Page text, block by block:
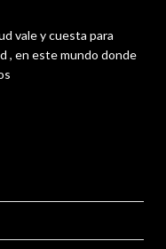
vale y cuesta para
, en este mundo donde